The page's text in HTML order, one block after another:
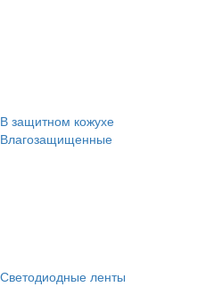
В защитном кожухе
Влагозащищенные
Светодиодные ленты